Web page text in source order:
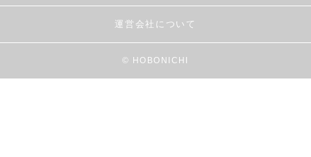
運営会社について
© HOBONICHI